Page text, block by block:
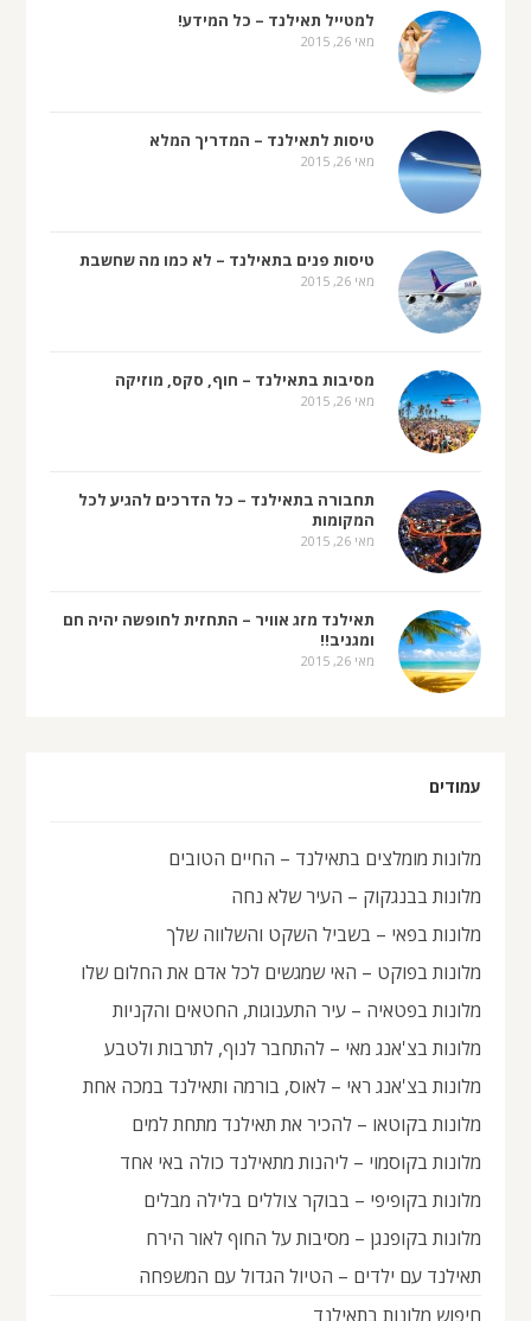
למטייל תאילנד – כל המידע!
מאי 26, 2015
טיסות לתאילנד – המדריך המלא
מאי 26, 2015
טיסות פנים בתאילנד – לא כמו מה שחשבת
מאי 26, 2015
מסיבות בתאילנד – חוף, סקס, מוזיקה
מאי 26, 2015
תחבורה בתאילנד – כל הדרכים להגיע לכל
המקומות
מאי 26, 2015
תאילנד מזג אוויר – התחזית לחופשה יהיה חם
ומגניב!!
מאי 26, 2015
עמודים
מלונות מומלצים בתאילנד – החיים הטובים
מלונות בבנגקוק – העיר שלא נחה
מלונות בפאי – בשביל השקט והשלווה שלך
מלונות בפוקט – האי שמגשים לכל אדם את החלום שלו
מלונות בפטאיה – עיר התענוגות, החטאים והקניות
מלונות בצ'אנג מאי – להתחבר לנוף, לתרבות ולטבע
מלונות בצ'אנג ראי – לאוס, בורמה ותאילנד במכה אחת
מלונות בקוטאו – להכיר את תאילנד מתחת למים
מלונות בקוסמוי – ליהנות מתאילנד כולה באי אחד
מלונות בקופיפי – בבוקר צוללים בלילה מבלים
מלונות בקופנגן – מסיבות על החוף לאור הירח
תאילנד עם ילדים – הטיול הגדול עם המשפחה
חיפוש מלונות בתאילנד